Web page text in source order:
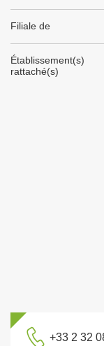
Filiale de
Établissement(s)
rattaché(s)
+33 2 32